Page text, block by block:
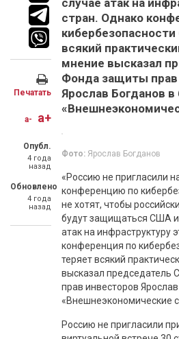
Печатать
a- a+
Опубл.
4 года
назад
Обновлено
4 года
назад
случае атак на
стран. Однако
всякий
мнение высказал
Фонда защиты прав
Ярослав Богданов
Фото: Ярослав Богданов
«Россию не пригласили
конференцию по
не хотят, чтобы
будут защищаться США и
атак на инфраструктуру
конференция по
теряет всякий
высказал председатель
прав инвесторов
«Внешнеэкономические
Россию не пригласили